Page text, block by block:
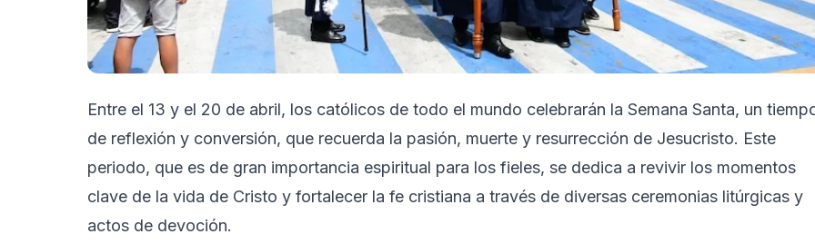
Entre el 13 y el 20 de abril, los católicos de todo el mundo celebrarán la Semana Santa, un
de reflexión y conversión, que recuerda la pasión, muerte y resurrección de Jesucristo. Este
periodo, que es de gran importancia espiritual para los fieles, se dedica a revivir los momentos
clave de la vida de Cristo y fortalecer la fe cristiana a través de diversas ceremonias litúrgicas y
actos de devoción.